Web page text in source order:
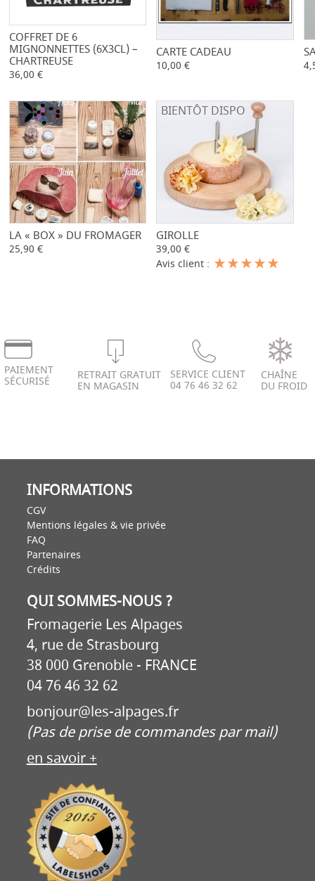
-
COFFRET DE 6
MIGNONNETTES (6X3CL) –
CHARTREUSE
36,00 €
-
CARTE CADEAU
10,00 €
- +
LA « BOX » DU FROMAGER
25,90 €
BIENTÔT DISPO
GIROLLE
39,00 €
Avis client :
PAIEMENT
SÉCURISÉ RETRAIT GRATUIT
EN MAGASIN
SERVICE CLIENT
04 76 46 32 62
CHAÎNE
DU FROID
INFORMATIONS
CGV
Mentions légales & vie privée
FAQ
Partenaires
Crédits
QUI SOMMES-NOUS ?
Fromagerie Les Alpages
4, rue de Strasbourg
38 000 Grenoble - FRANCE
04 76 46 32 62
bonjour@les-alpages.fr
(Pas de prise de commandes par mail)
en savoir +